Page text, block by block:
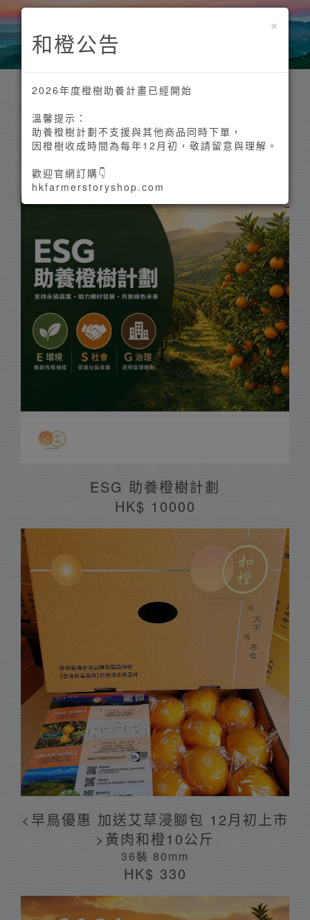
ENG
×
和橙公告
2026年度橙樹助養計畫已經開始
溫馨提示：
助養橙樹計劃不支援與其他商品同時下單，
因橙樹收成時間為每年12月初，敬請留意與理解。
歡迎官網訂購👇
hkfarmerstoryshop.com
和橙為保留最新鮮原味，所有收成不經冷藏，由
ESG 助養橙樹計劃
HK$ 10000
<早鳥優惠 加送艾草浸腳包 12月初上市
>黃肉和橙10公斤
36裝 80mm
HK$ 330